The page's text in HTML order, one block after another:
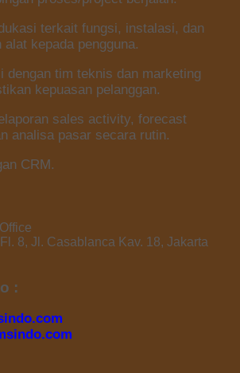
terkait fungsi, instalasi, dan
alat kepada pengguna.
dengan tim teknis dan marketing
kepuasan pelanggan.
sales activity, forecast
analisa pasar secara rutin.
CRM.
8, Jl. Casablanca Kav. 18, Jakarta
: